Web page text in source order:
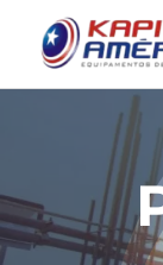
o
Produtos